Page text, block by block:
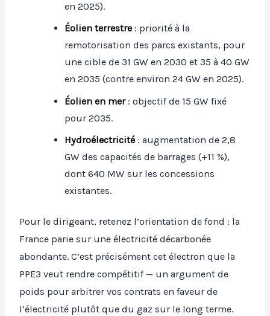
en 2025).
Éolien terrestre : priorité à la
remotorisation des parcs existants, pour
une cible de 31 GW en 2030 et 35 à 40 GW
en 2035 (contre environ 24 GW en 2025).
Éolien en mer: objectif de 15 GW fixé
pour 2035.
Hydroélectricité : augmentation de 2,8
GW des capacités de barrages (+11 %),
dont 640 MW sur les concessions
existantes.
Pour le dirigeant, retenez l’orientation de fond : la
France parie sur une électricité décarbonée
abondante. C’est précisément cet électron que la
PPE3 veut rendre compétitif — un argument de
poids pour arbitrer vos contrats en faveur de
l’électricité plutôt que du gaz sur le long terme.